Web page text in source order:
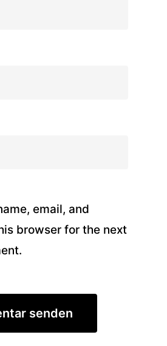
email, and
browser for the next